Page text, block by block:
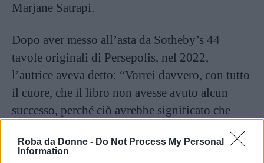
Roba da Donne - Do Not Process My Personal
Information
Marjane Satrapi.
Dopo aver messo all’asta da Sotheby’s 44
tavole originali di Persepolis, nel 2022,
l’autrice aveva detto: “Vorrei davvero, con tutto
il cuore, che il libro non avesse avuto alcun
successo, perché ciò avrebbe significato che
non era necessario e che ci saremmo trovati in
una situazione migliore. È estremamente triste